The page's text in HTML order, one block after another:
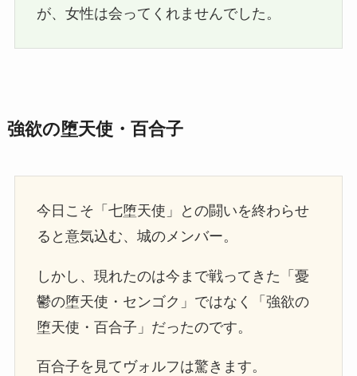
が、女性は会ってくれませんでした。
強欲の堕天使・百合子
今日こそ「七堕天使」との闘いを終わらせ
ると意気込む、城のメンバー。
しかし、現れたのは今まで戦ってきた「憂
鬱の堕天使・センゴク」ではなく「強欲の
堕天使・百合子」だったのです。
百合子を見てヴォルフは驚きます。